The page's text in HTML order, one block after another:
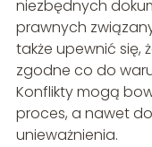
niezbędnych
prawnych
także upewnić się,
zgodne co do
Konflikty mogą
proces, a nawet
unieważnienia.